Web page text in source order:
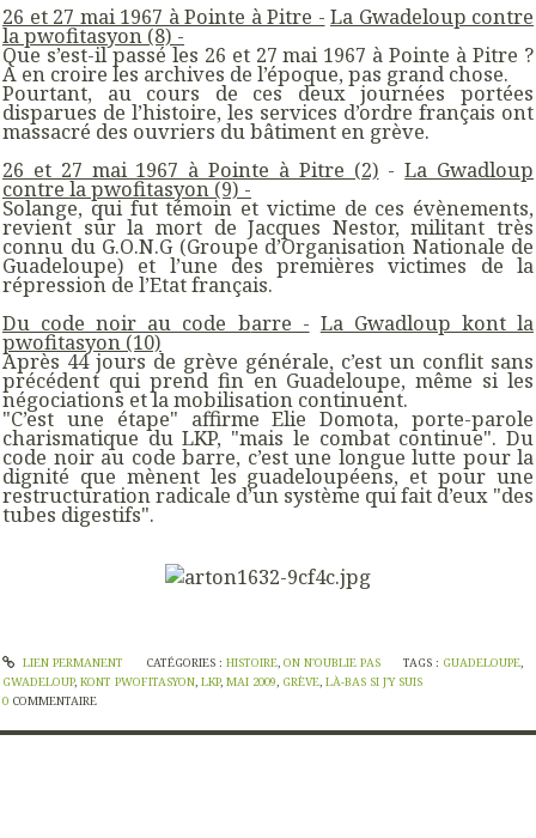
26 et 27 mai 1967 à Pointe à Pitre - La Gwadeloup contre
la pwofitasyon (8) -
Que s’est-il passé les 26 et 27 mai 1967 à Pointe à Pitre ?
A en croire les archives de l’époque, pas grand chose.
Pourtant, au cours de ces deux journées portées
disparues de l’histoire, les services d’ordre français ont
massacré des ouvriers du bâtiment en grève.
26 et 27 mai 1967 à Pointe à Pitre (2) -La Gwadloup
contre la pwofitasyon (9) -
Solange, qui fut témoin et victime de ces évènements,
revient sur la mort de Jacques Nestor, militant très
connu du G.O.N.G (Groupe d’Organisation Nationale de
Guadeloupe) et l’une des premières victimes de la
répression de l’Etat français.
Du code noir au code barre - La Gwadloup kont la
pwofitasyon (10)
Après 44 jours de grève générale, c’est un conflit sans
précédent qui prend fin en Guadeloupe, même si les
négociations et la mobilisation continuent.
"C’est une étape" affirme Elie Domota, porte-parole
charismatique du LKP, "mais le combat continue". Du
code noir au code barre, c’est une longue lutte pour la
dignité que mènent les guadeloupéens, et pour une
restructuration radicale d’un système qui fait d’eux "des
tubes digestifs".
LIEN PERMANENT CATÉGORIES : HISTOIRE, ON N'OUBLIE PAS TAGS : GUADELOUPE,
GWADELOUP, KONT PWOFITASYON, LKP, MAI 2009, GRÈVE, LÀ-BAS SI J'Y SUIS
0 COMMENTAIRE